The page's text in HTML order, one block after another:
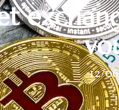
12/